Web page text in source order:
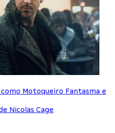
Motoqueiro Fantasma e
Nicolas Cage